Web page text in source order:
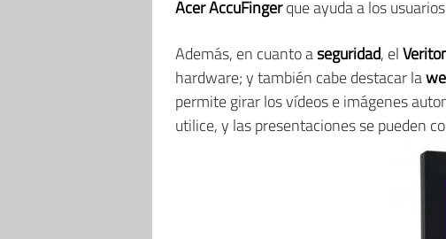
Acer AccuFingerque ayuda a los
Además, en cuanto aseguridad, el
hardware; y también cabe destacar la
permite girar los vídeos e imágenes
utilice, y las presentaciones se pueden